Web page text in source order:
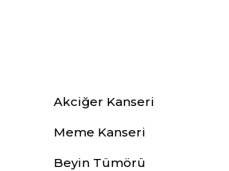
Akciğer Kanseri
Meme Kanseri
Beyin Tümörü